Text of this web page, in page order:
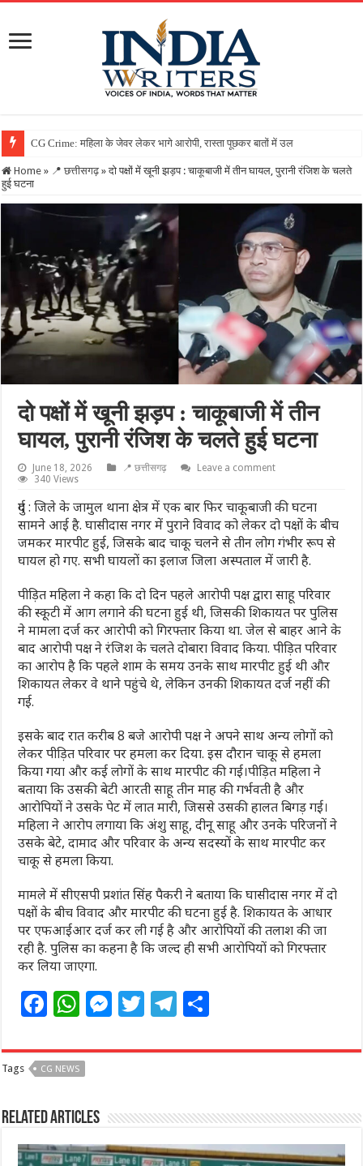
Home » 📍 छत्तीसगढ़ » दो पक्षों में खूनी झड़प : चाकूबाजी में तीन घायल, पुरानी रंजिश के चलते
हुई घटना
दो पक्षों में खूनी झड़प : चाकूबाजी में तीन
घायल, पुरानी रंजिश के चलते हुई घटना
June 18, 2026 📍 छत्तीसगढ़
Leave a comment
340 Views
दुर्ग : जिले के जामुल थाना क्षेत्र में एक बार फिर चाकूबाजी की घटना
सामने आई है. घासीदास नगर में पुराने विवाद को लेकर दो पक्षों के बीच
जमकर मारपीट हुई, जिसके बाद चाकू चलने से तीन लोग गंभीर रूप से
घायल हो गए. सभी घायलों का इलाज जिला अस्पताल में जारी है.
पीड़ित महिला ने कहा कि दो दिन पहले आरोपी पक्ष द्वारा साहू परिवार
की स्कूटी में आग लगाने की घटना हुई थी, जिसकी शिकायत पर पुलिस
ने मामला दर्ज कर आरोपी को गिरफ्तार किया था. जेल से बाहर आने के
बाद आरोपी पक्ष ने रंजिश के चलते दोबारा विवाद किया. पीड़ित परिवार
का आरोप है कि पहले शाम के समय उनके साथ मारपीट हुई थी और
शिकायत लेकर वे थाने पहुंचे थे, लेकिन उनकी शिकायत दर्ज नहीं की
गई.
इसके बाद रात करीब 8 बजे आरोपी पक्ष ने अपने साथ अन्य लोगों को
लेकर पीड़ित परिवार पर हमला कर दिया. इस दौरान चाकू से हमला
किया गया और कई लोगों के साथ मारपीट की गई।पीड़ित महिला ने
बताया कि उसकी बेटी आरती साहू तीन माह की गर्भवती है और
आरोपियों ने उसके पेट में लात मारी, जिससे उसकी हालत बिगड़ गई।
महिला ने आरोप लगाया कि अंशु साहू, दीनू साहू और उनके परिजनों ने
उसके बेटे, दामाद और परिवार के अन्य सदस्यों के साथ मारपीट कर
चाकू से हमला किया.
मामले में सीएसपी प्रशांत सिंह पैकरी ने बताया कि घासीदास नगर में दो
पक्षों के बीच विवाद और मारपीट की घटना हुई है. शिकायत के आधार
पर एफआईआर दर्ज कर ली गई है और आरोपियों की तलाश की जा
रही है. पुलिस का कहना है कि जल्द ही सभी आरोपियों को गिरफ्तार
कर लिया जाएगा.
F
c
e
b
o
o
W
at
s
A
p
p
M
ss
n
g
e
T
itt
r
T
e
ra
m
ar
Tags CG NEWS
Related Articles